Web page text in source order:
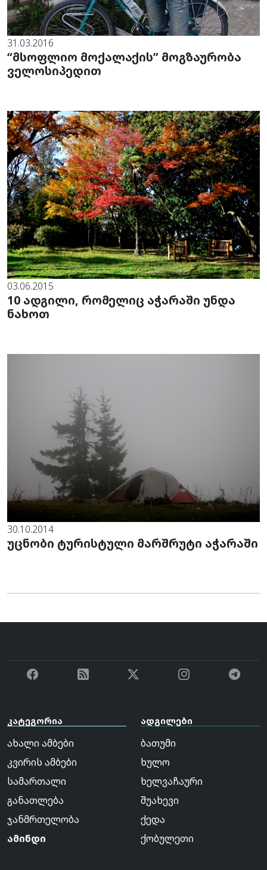
31.03.2016
“მსოფლიო მოქალაქის” მოგზაურობა
ველოსიპედით
03.06.2015
10 ადგილი, რომელიც აჭარაში უნდა
ნახოთ
30.10.2014
უცნობი ტურისტული მარშრუტი აჭარაში
კატეგორია
ახალი ამბები
კვირის ამბები
სამართალი
განათლება
ჯანმრთელობა
ამინდი
ადგილები
ბათუმი
ხულო
ხელვაჩაური
შუახევი
ქედა
ქობულეთი